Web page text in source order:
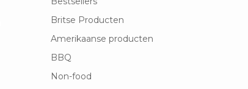
Britse Producten
Amerikaanse producten
BBQ
Non-food